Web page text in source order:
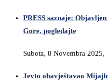
PRESS saznaje:
Gore, pogledajte
Subota, 8 Novembra 2025,
Jevto obavještavao